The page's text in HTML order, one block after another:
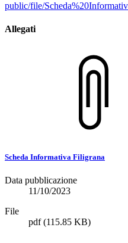
public/file/
Allegati
Scheda Informativa Filigrana
Data pubblicazione
11/10/2023
File
pdf(115.85 KB)